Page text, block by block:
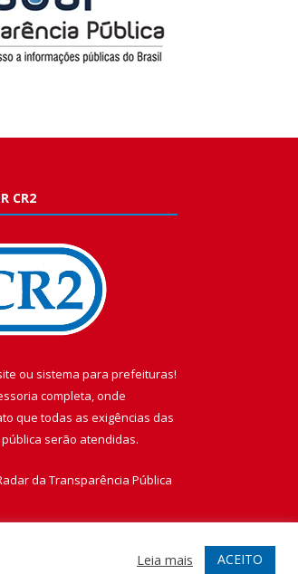
CR2
ou sistema para prefeituras!
completa, onde
que todas as exigências das
serão atendidas.
da Transparência Pública
Leia mais ACEITO